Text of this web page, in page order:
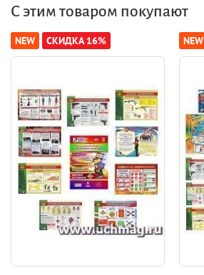
С этим товаром покупают
NEW СКИДКА 16% NEW